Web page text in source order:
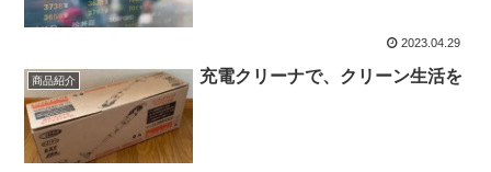
2023.04.29
商品紹介 充電クリーナで、クリーン生活を